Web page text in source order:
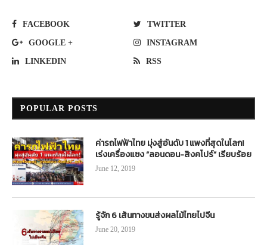
FACEBOOK TWITTER
GOOGLE + INSTAGRAM
LINKEDIN RSS
POPULAR POSTS
ค่ารถไฟฟ้าไทย มุ่งสู่อันดับ 1 แพงที่สุดในโลก!
เร่งเครื่องแซง “ลอนดอน-สิงคโปร์” เรียบร้อย
June 12, 2019
รู้จัก 6 เส้นทางขนส่งผลไม้ไทยไปจีน
June 20, 2019